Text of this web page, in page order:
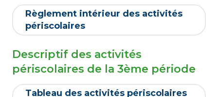
Règlement intérieur des activités
périscolaires
Descriptif des activités
périscolaires de la 3ème période
Tableau des activités périscolaires